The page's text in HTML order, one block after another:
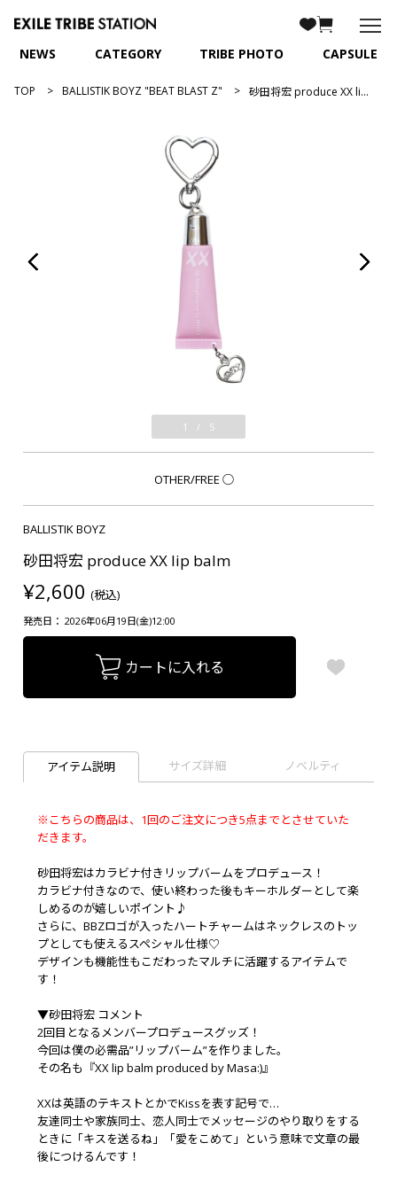
NEWS CATEGORY TRIBE PHOTO CAPSULE
TOP BALLISTIK BOYZ "BEAT BLAST Z" 砂田将宏 produce XX lip balm
1 / 5
OTHER/FREE ○
BALLISTIK BOYZ
砂田将宏 produce XX lip balm
¥2,600 (税込)
発売日： 2026年06月19日(金)12:00
カートに入れる
アイテム説明 サイズ詳細 ノベルティ
※こちらの商品は、1回のご注文につき5点までとさせていた
だきます。
砂田将宏はカラビナ付きリップバームをプロデュース！
カラビナ付きなので、使い終わった後もキーホルダーとして楽
しめるのが嬉しいポイント♪
さらに、BBZロゴが入ったハートチャームはネックレスのトッ
プとしても使えるスペシャル仕様♡
デザインも機能性もこだわったマルチに活躍するアイテムで
す！
▼砂田将宏 コメント
2回目となるメンバープロデュースグッズ！
今回は僕の必需品”リップバーム”を作りました。
その名も『XX lip balm produced by Masa:)』
XXは英語のテキストとかでKissを表す記号で…
友達同士や家族同士、恋人同士でメッセージのやり取りをする
ときに「キスを送るね」「愛をこめて」という意味で文章の最
後につけるんです！